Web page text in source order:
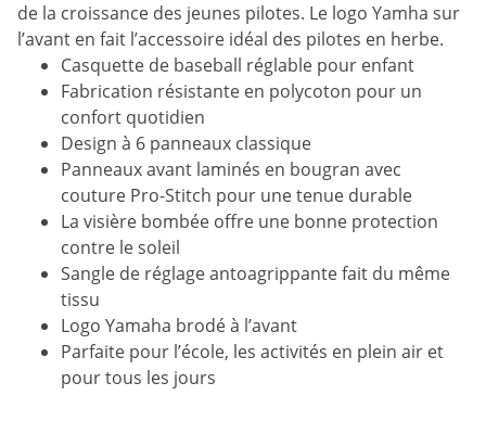
de la croissance des jeunes pilotes. Le logo Yamha sur
l’avant en fait l’accessoire idéal des pilotes en herbe.
Casquette de baseball réglable pour enfant
Fabrication résistante en polycoton pour un
confort quotidien
Design à 6 panneaux classique
Panneaux avant laminés en bougran avec
couture Pro-Stitch pour une tenue durable
La visière bombée offre une bonne protection
contre le soleil
Sangle de réglage antoagrippante fait du même
tissu
Logo Yamaha brodé à l’avant
Parfaite pour l’école, les activités en plein air et
pour tous les jours